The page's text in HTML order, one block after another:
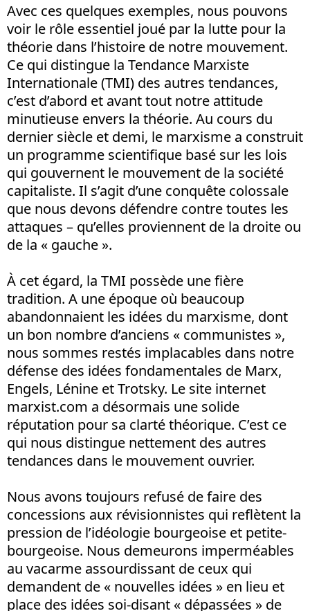
Avec ces quelques exemples, nous pouvons
voir le rôle essentiel joué par la lutte pour la
théorie dans l’histoire de notre mouvement.
Ce qui distingue la Tendance Marxiste
Internationale (TMI) des autres tendances,
c’est d’abord et avant tout notre attitude
minutieuse envers la théorie. Au cours du
dernier siècle et demi, le marxisme a construit
un programme scientifique basé sur les lois
qui gouvernent le mouvement de la société
capitaliste. Il s’agit d’une conquête colossale
que nous devons défendre contre toutes les
attaques – qu’elles proviennent de la droite ou
de la « gauche ».
À cet égard, la TMI possède une fière
tradition. A une époque où beaucoup
abandonnaient les idées du marxisme, dont
un bon nombre d’anciens « communistes »,
nous sommes restés implacables dans notre
défense des idées fondamentales de Marx,
Engels, Lénine et Trotsky. Le site internet
marxist.com a désormais une solide
réputation pour sa clarté théorique. C’est ce
qui nous distingue nettement des autres
tendances dans le mouvement ouvrier.
Nous avons toujours refusé de faire des
concessions aux révisionnistes qui reflètent la
pression de l’idéologie bourgeoise et petite-
bourgeoise. Nous demeurons imperméables
au vacarme assourdissant de ceux qui
demandent de « nouvelles idées » en lieu et
place des idées soi-disant « dépassées » de